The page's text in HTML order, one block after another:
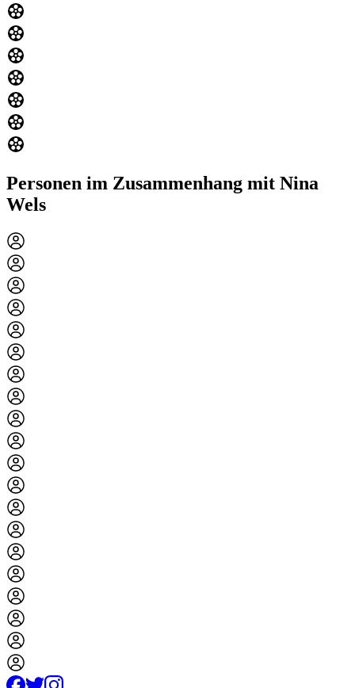
Personen im Zusammenhang mit Nina
Wels